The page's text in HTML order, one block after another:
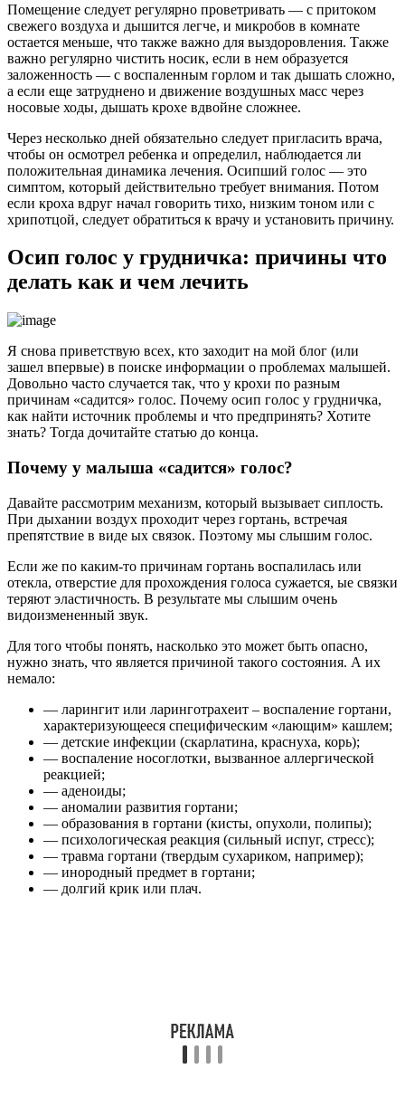
Помещение следует регулярно проветривать — с притоком
свежего воздуха и дышится легче, и микробов в комнате
остается меньше, что также важно для выздоровления. Также
важно регулярно чистить носик, если в нем образуется
заложенность — с воспаленным горлом и так дышать сложно,
а если еще затруднено и движение воздушных масс через
носовые ходы, дышать крохе вдвойне сложнее.
Через несколько дней обязательно следует пригласить врача,
чтобы он осмотрел ребенка и определил, наблюдается ли
положительная динамика лечения. Осипший голос — это
симптом, который действительно требует внимания. Потом
если кроха вдруг начал говорить тихо, низким тоном или с
хрипотцой, следует обратиться к врачу и установить причину.
Осип голос у грудничка: причины что
делать как и чем лечить
Я снова приветствую всех, кто заходит на мой блог (или
зашел впервые) в поиске информации о проблемах малышей.
Довольно часто случается так, что у крохи по разным
причинам «садится» голос. Почему осип голос у грудничка,
как найти источник проблемы и что предпринять? Хотите
знать? Тогда дочитайте статью до конца.
Почему у малыша «садится» голос?
Давайте рассмотрим механизм, который вызывает сиплость.
При дыхании воздух проходит через гортань, встречая
препятствие в виде ых связок. Поэтому мы слышим голос.
Если же по каким-то причинам гортань воспалилась или
отекла, отверстие для прохождения голоса сужается, ые связки
теряют эластичность. В результате мы слышим очень
видоизмененный звук.
Для того чтобы понять, насколько это может быть опасно,
нужно знать, что является причиной такого состояния. А их
немало:
— ларингит или ларинготрахеит – воспаление гортани,
характеризующееся специфическим «лающим» кашлем;
— детские инфекции (скарлатина, краснуха, корь);
— воспаление носоглотки, вызванное аллергической
реакцией;
— аденоиды;
— аномалии развития гортани;
— образования в гортани (кисты, опухоли, полипы);
— психологическая реакция (сильный испуг, стресс);
— травма гортани (твердым сухариком, например);
— инородный предмет в гортани;
— долгий крик или плач.